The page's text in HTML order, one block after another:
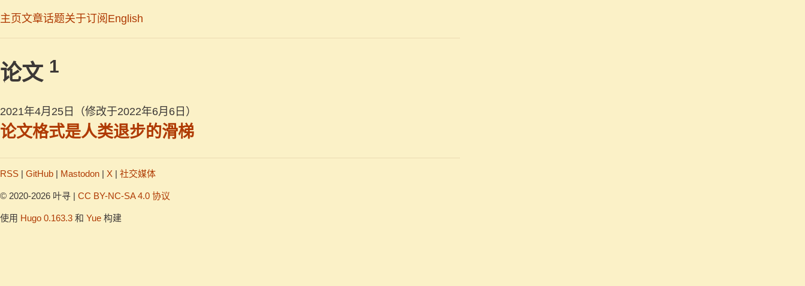
主页文章话题关于订阅 English
论文 1
2021年4月25日 （修改于2022年6月6日）
论文格式是人类退步的滑梯
RSS | GitHub | Mastodon | X | 社交媒体
© 2020-2026 叶寻 | CC BY-NC-SA 4.0 协议
使用 Hugo 0.163.3 和 Yue 构建